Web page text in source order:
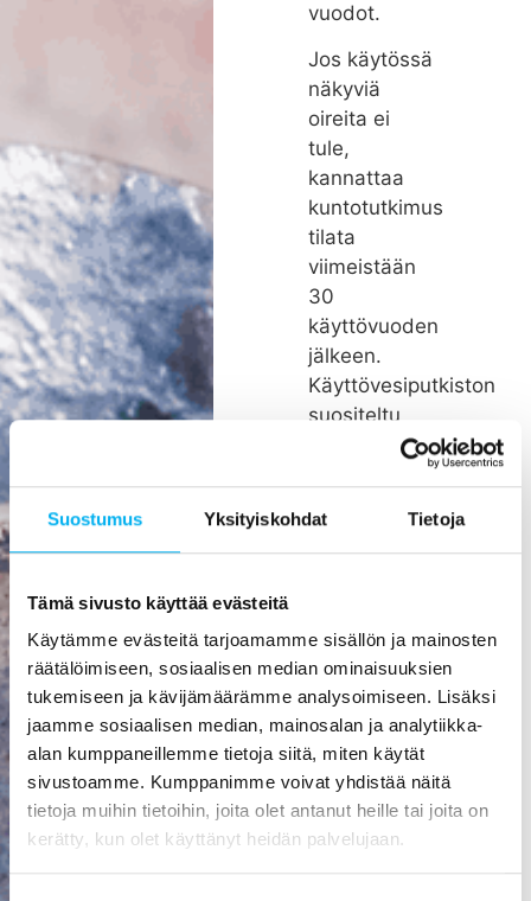
Suostumus Yksityiskohdat Tietoja
Tämä sivusto käyttää evästeitä
Käytämme evästeitä tarjoamamme sisällön ja mainosten
räätälöimiseen, sosiaalisen median ominaisuuksien
tukemiseen ja kävijämäärämme analysoimiseen. Lisäksi
jaamme sosiaalisen median, mainosalan ja analytiikka-
alan kumppaneillemme tietoja siitä, miten käytät
sivustoamme. Kumppanimme voivat yhdistää näitä
tietoja muihin tietoihin, joita olet antanut heille tai joita on
kerätty, kun olet käyttänyt heidän palvelujaan.
vuodot.
Jos käytössä
näkyviä
oireita ei
tule,
kannattaa
kuntotutkimus
tilata
viimeistään
30
käyttövuoden
jälkeen.
Käyttövesiputkiston
suositeltu
remonttiväli
Rakenteiden
pienikin
vuoto voi
aiheuttaa
mittavat
kosteusvauriot,
kuten
vesivahingon